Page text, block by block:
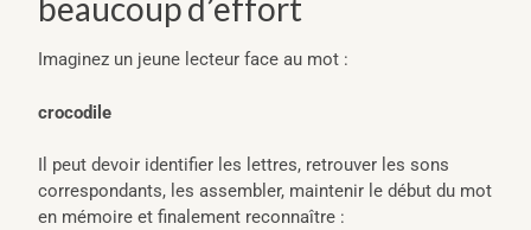
beaucoup d’effort
Imaginez un jeune lecteur face au mot :
crocodile
Il peut devoir identifier les lettres, retrouver les sons
correspondants, les assembler, maintenir le début du mot
en mémoire et finalement reconnaître :